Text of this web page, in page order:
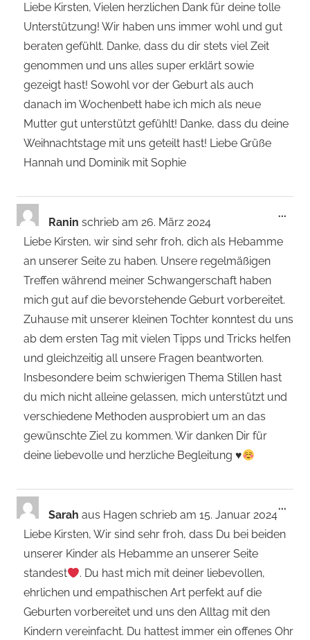
Liebe Kirsten, Vielen herzlichen Dank für deine tolle
Unterstützung! Wir haben uns immer wohl und gut
beraten gefühlt. Danke, dass du dir stets viel Zeit
genommen und uns alles super erklärt sowie
gezeigt hast! Sowohl vor der Geburt als auch
danach im Wochenbett habe ich mich als neue
Mutter gut unterstützt gefühlt! Danke, dass du deine
Weihnachtstage mit uns geteilt hast! Liebe Grüße
Hannah und Dominik mit Sophie
Ranin schrieb am 26. März 2024
Liebe Kirsten, wir sind sehr froh, dich als Hebamme
an unserer Seite zu haben. Unsere regelmäßigen
Treffen während meiner Schwangerschaft haben
mich gut auf die bevorstehende Geburt vorbereitet.
Zuhause mit unserer kleinen Tochter konntest du uns
ab dem ersten Tag mit vielen Tipps und Tricks helfen
und gleichzeitig all unsere Fragen beantworten.
Insbesondere beim schwierigen Thema Stillen hast
du mich nicht alleine gelassen, mich unterstützt und
verschiedene Methoden ausprobiert um an das
gewünschte Ziel zu kommen. Wir danken Dir für
deine liebevolle und herzliche Begleitung ♥️
...
Sarah aus Hagen schrieb am 15. Januar 2024
Liebe Kirsten, Wir sind sehr froh, dass Du bei beiden
unserer Kinder als Hebamme an unserer Seite
standest
. Du hast mich mit deiner liebevollen,
ehrlichen und empathischen Art perfekt auf die
Geburten vorbereitet und uns den Alltag mit den
Kindern vereinfacht. Du hattest immer ein offenes Ohr
...